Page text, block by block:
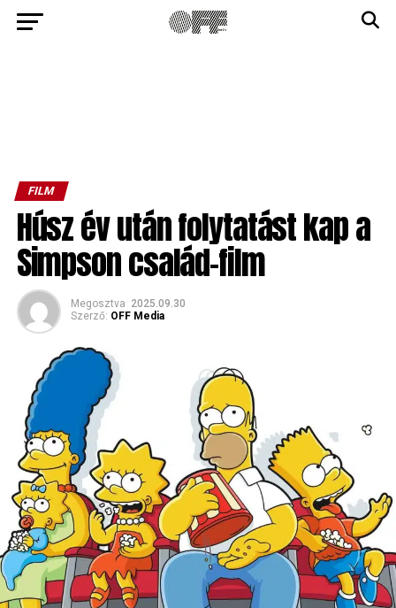
FILM
Húsz év után folytatást kap a
Simpson család-film
Megosztva 2025.09.30
Szerző: OFF Media